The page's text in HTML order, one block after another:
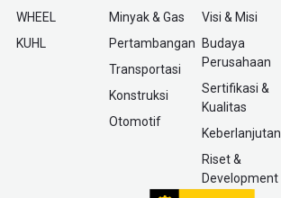
WHEEL
KUHL
Minyak & Gas
Pertambangan
Transportasi
Konstruksi
Otomotif
Visi & Misi
Budaya
Perusahaan
Sertifikasi &
Kualitas
Keberlanjutan
Riset &
Development